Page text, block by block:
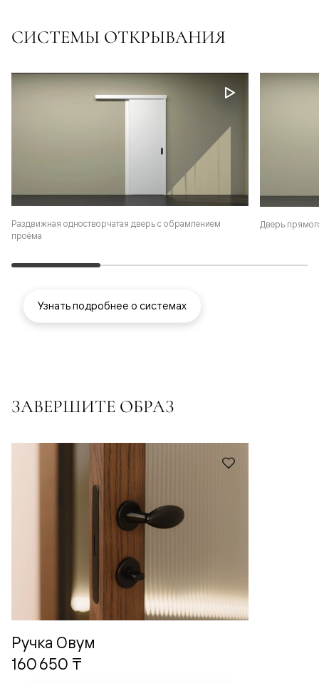
СИСТЕМЫ ОТКРЫВАНИЯ
Раздвижная одностворчатая дверь с обрамлением
проёма
Дверь
Узнать подробнее о системах
ЗАВЕРШИТЕ ОБРАЗ
Ручка Овум
160 650 ₸